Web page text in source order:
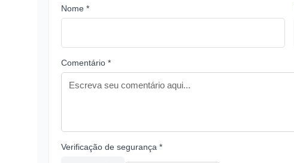
Nome *
Comentário *
Verificação de segurança *